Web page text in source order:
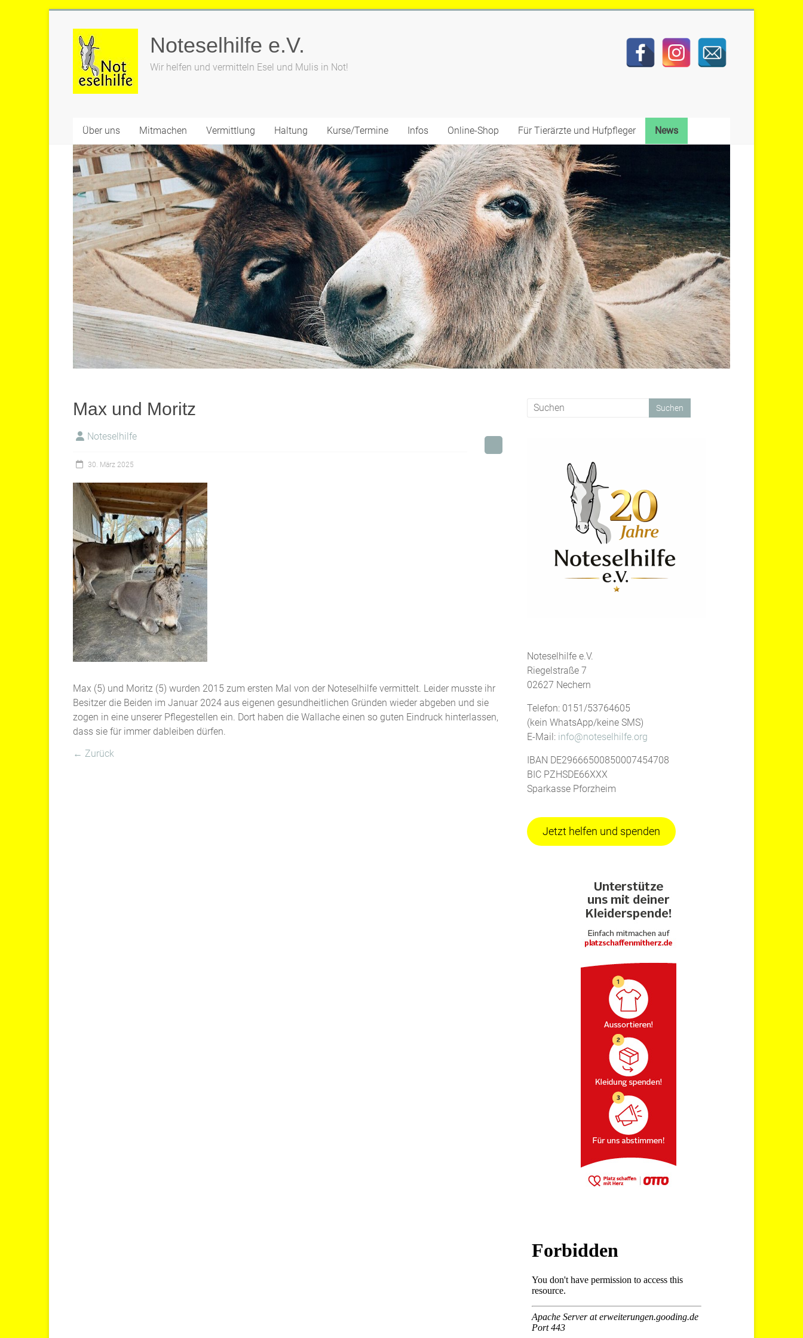
springen
Noteselhilfe e.V.
Wir helfen und vermitteln Esel und Mulis in Not!
Über uns Mitmachen Vermittlung Haltung Kurse/Termine Infos Online-Shop Für Tierärzte und Hufpfleger News
Max und Moritz
Noteselhilfe
30. März 2025
Max (5) und Moritz (5) wurden 2015 zum ersten Mal von der Noteselhilfe vermittelt. Leider musste ihr
Besitzer die Beiden im Januar 2024 aus eigenen gesundheitlichen Gründen wieder abgeben und sie
zogen in eine unserer Pflegestellen ein. Dort haben die Wallache einen so guten Eindruck hinterlassen,
dass sie für immer dableiben dürfen.
← Zurück
Noteselhilfe e.V.
Riegelstraße 7
02627 Nechern
Telefon: 0151/53764605
(kein WhatsApp/keine SMS)
E-Mail: info@noteselhilfe.org
IBAN DE29666500850007454708
BIC PZHSDE66XXX
Sparkasse Pforzheim
Jetzt helfen und spenden